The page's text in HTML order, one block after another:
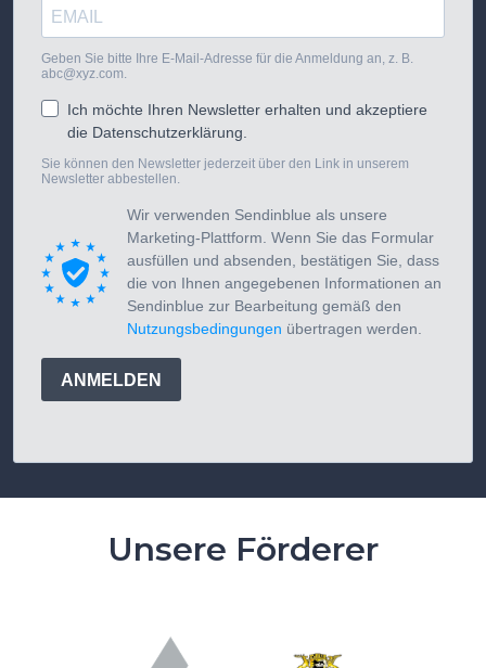
Geben Sie bitte Ihre E-Mail-Adresse für die Anmeldung an, z. B.
abc@xyz.com.
Ich möchte Ihren Newsletter erhalten und akzeptiere
die Datenschutzerklärung.
Sie können den Newsletter jederzeit über den Link in unserem
Newsletter abbestellen.
Wir verwenden Sendinblue als unsere
Marketing-Plattform. Wenn Sie das Formular
ausfüllen und absenden, bestätigen Sie, dass
die von Ihnen angegebenen Informationen an
Sendinblue zur Bearbeitung gemäß den
Nutzungsbedingungen übertragen werden.
ANMELDEN
Unsere Förderer